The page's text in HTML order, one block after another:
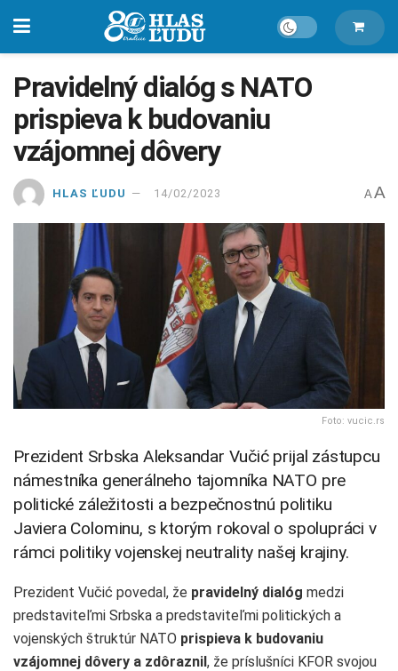
Pravidelný dialóg s NATO
prispieva k budovaniu
vzájomnej dôvery
HLAS ĽUDU 14/02/2023 A A
Foto: vucic.rs
Prezident Srbska Aleksandar Vučić prijal zástupcu
námestníka generálneho tajomníka NATO pre
politické záležitosti a bezpečnostnú politiku
Javiera Colominu, s ktorým rokoval o spolupráci v
rámci politiky vojenskej neutrality našej krajiny.
Prezident Vučić povedal, že pravidelný dialóg medzi
predstaviteľmi Srbska a predstaviteľmi politických a
vojenských štruktúr NATO prispieva k budovaniu
vzájomnej dôvery a zdôraznil, že príslušníci KFOR svojou